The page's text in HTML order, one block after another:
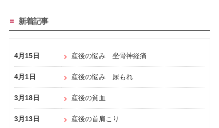
新着記事
4月15日 産後の悩み 坐骨神経痛
4月1日 産後の悩み 尿もれ
3月18日 産後の貧血
3月13日 産後の首肩こり